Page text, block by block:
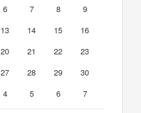
6 7 8
9
13 14 15
16
20 21 22
23
27 28 29
30
4 5 6 7